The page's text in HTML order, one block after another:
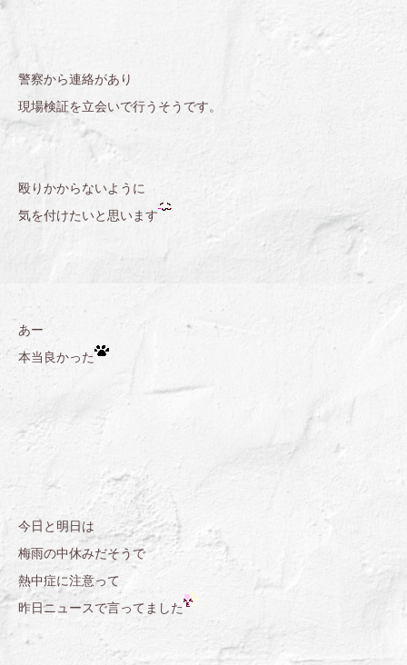
警察から連絡があり
現場検証を立会いで行うそうです。
殴りかからないように
気を付けたいと思います
あー
本当良かった
今日と明日は
梅雨の中休みだそうで
熱中症に注意って
昨日ニュースで言ってました